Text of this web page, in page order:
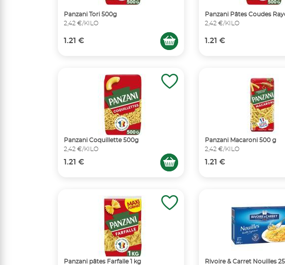
Panzani Tori 500g
2,42 €/KILO
1.21 €
Panzani Pâtes Coudes
2,42 €/KILO
1.21 €
Panzani Coquillette 500g
2,42 €/KILO
1.21 €
Panzani Macaroni 500 g
2,42 €/KILO
1.21 €
Panzani pâtes Farfalle 1 kg
Rivoire & Carret Nouilles